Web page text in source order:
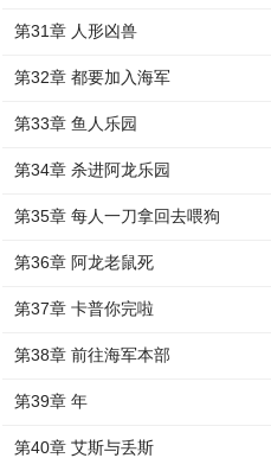
第31章 人形凶兽
第32章 都要加入海军
第33章 鱼人乐园
第34章 杀进阿龙乐园
第35章 每人一刀拿回去喂狗
第36章 阿龙老鼠死
第37章 卡普你完啦
第38章 前往海军本部
第39章 年
第40章 艾斯与丢斯